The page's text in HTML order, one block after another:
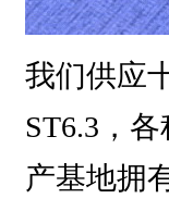
我们供应
ST6.3，
产基地拥